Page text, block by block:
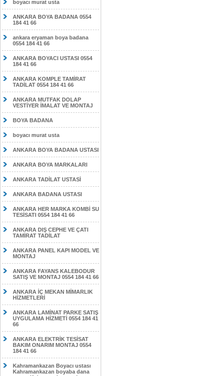
boyacı murat usta
ANKARA BOYA BADANA 0554
184 41 66
ankara eryaman boya badana
0554 184 41 66
ANKARA BOYACI USTASI 0554
184 41 66
ANKARA KOMPLE TAMİRAT
TADİLAT 0554 184 41 66
ANKARA MUTFAK DOLAP
VESTİYER İMALAT VE MONTAJ
BOYA BADANA
boyacı murat usta
ANKARA BOYA BADANA USTASI
ANKARA BOYA MARKALARI
ANKARA TADİLAT USTASİ
ANKARA BADANA USTASI
ANKARA HER MARKA KOMBİ SU
TESİSATI 0554 184 41 66
ANKARA DIŞ CEPHE VE ÇATI
TAMİRAT TADİLAT
ANKARA PANEL KAPI MODEL VE
MONTAJ
ANKARA FAYANS KALEBODUR
SATIŞ VE MONTAJ 0554 184 41 66
ANKARA İÇ MEKAN MİMARLIK
HİZMETLERİ
ANKARA LAMİNAT PARKE SATIŞ
UYGULAMA HİZMETİ 0554 184 41
66
ANKARA ELEKTRİK TESİSAT
BAKIM ONARIM MONTAJ 0554
184 41 66
Kahramankazan Boyacı ustası
Kahramankazan boyaba dana